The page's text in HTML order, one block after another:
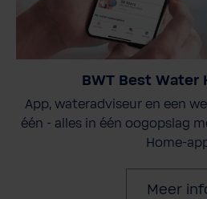
BWT Best Water
App, wateradviseur en een
één - alles in één oogopslag
Home-
Meer